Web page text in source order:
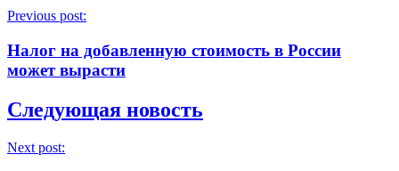
Previous post:
Налог на добавленную стоимость в России
может вырасти
Следующая новость
Next post: